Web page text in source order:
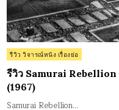
Posted
in
รีวิว วิจารณ์หนัง เรื่องย่อ
รีวิว Samurai Rebellion
(1967)
Samurai Rebellion…